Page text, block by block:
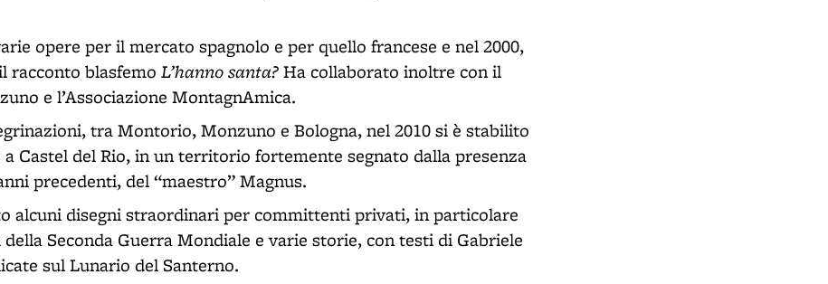
opere per il mercato spagnolo e per quello francese e nel 2000,
racconto blasfemo L’hanno santa?Ha collaborato inoltre con il
e l’Associazione MontagnAmica.
tra Montorio, Monzuno e Bologna, nel 2010 si è stabilito
Castel del Rio, in un territorio fortemente segnato dalla presenza
precedenti, del “maestro” Magnus.
alcuni disegni straordinari per committenti privati, in particolare
Seconda Guerra Mondiale e varie storie, con testi di Gabriele
sul Lunario del Santerno.